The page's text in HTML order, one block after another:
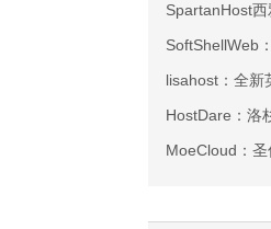
SpartanHost
SoftShellWeb
lisahost：全新
HostDare：洛
MoeCloud：